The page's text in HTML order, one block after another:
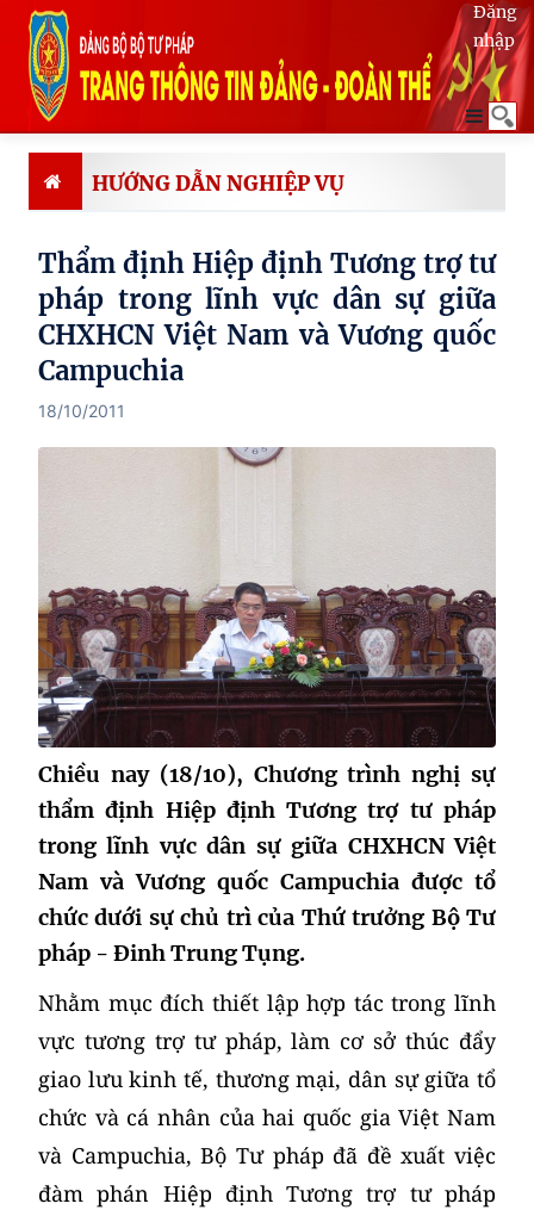
Đăng
nhập
HƯỚNG DẪN NGHIỆP VỤ
Thẩm định Hiệp định Tương trợ tư
pháp trong lĩnh vực dân sự giữa
CHXHCN Việt Nam và Vương quốc
Campuchia
18/10/2011
Chiều nay (18/10), Chương trình nghị sự
thẩm định Hiệp định Tương trợ tư pháp
trong lĩnh vực dân sự giữa CHXHCN Việt
Nam và Vương quốc Campuchia được tổ
chức dưới sự chủ trì của Thứ trưởng Bộ Tư
pháp - Đinh Trung Tụng.
Nhằm mục đích thiết lập hợp tác trong lĩnh
vực tương trợ tư pháp, làm cơ sở thúc đẩy
giao lưu kinh tế, thương mại, dân sự giữa tổ
chức và cá nhân của hai quốc gia Việt Nam
và Campuchia, Bộ Tư pháp đã đề xuất việc
đàm phán Hiệp định Tương trợ tư pháp